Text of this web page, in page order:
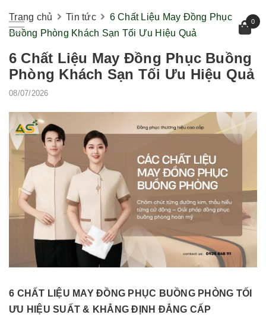
0
Trang chủ Tin tức
6 Chất Liệu May Đồng Phục
Buồng Phòng Khách Sạn Tối Ưu Hiệu Quả
6 Chất Liệu May Đồng Phục Buồng
Phòng Khách Sạn Tối Ưu Hiệu Quả
08/07/2026
6 CHẤT LIỆU MAY ĐỒNG PHỤC BUỒNG PHÒNG TỐI
ƯU HIỆU SUẤT & KHẲNG ĐỊNH ĐẲNG CẤP